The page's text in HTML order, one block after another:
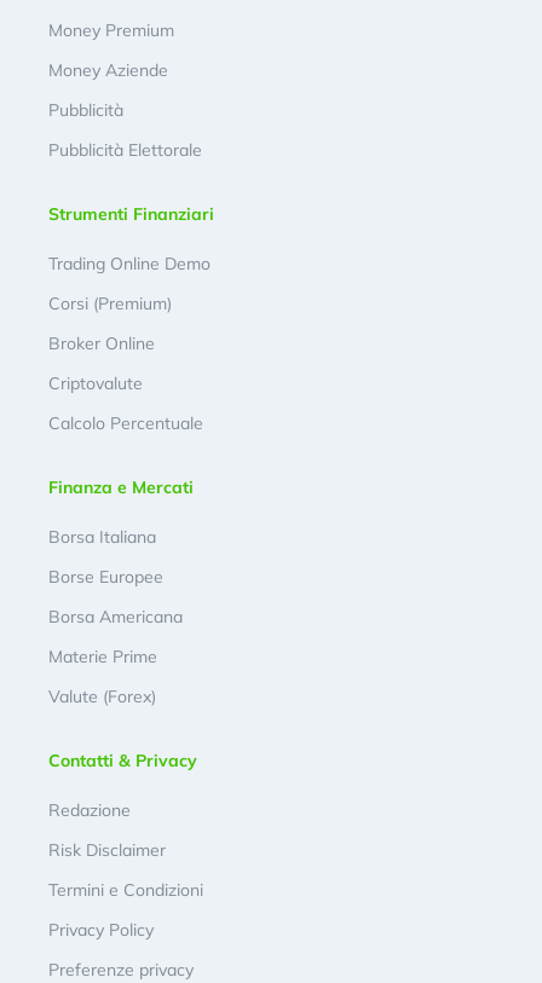
Money Premium
Money Aziende
Pubblicità
Pubblicità Elettorale
Strumenti Finanziari
Trading Online Demo
Corsi (Premium)
Broker Online
Criptovalute
Calcolo Percentuale
Finanza e Mercati
Borsa Italiana
Borse Europee
Borsa Americana
Materie Prime
Valute (Forex)
Contatti & Privacy
Redazione
Risk Disclaimer
Termini e Condizioni
Privacy Policy
Preferenze privacy